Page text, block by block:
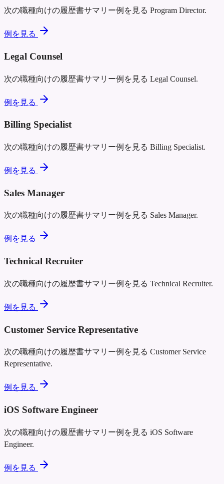
次の職種向けの履歴書サマリー例を見る Program Director.
例を見る
Legal Counsel
次の職種向けの履歴書サマリー例を見る Legal Counsel.
例を見る
Billing Specialist
次の職種向けの履歴書サマリー例を見る Billing Specialist.
例を見る
Sales Manager
次の職種向けの履歴書サマリー例を見る Sales Manager.
例を見る
Technical Recruiter
次の職種向けの履歴書サマリー例を見る Technical Recruiter.
例を見る
Customer Service Representative
次の職種向けの履歴書サマリー例を見る Customer Service
Representative.
例を見る
iOS Software Engineer
次の職種向けの履歴書サマリー例を見る iOS Software
Engineer.
例を見る